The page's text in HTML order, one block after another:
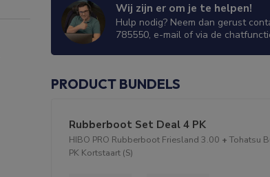
Wij zijn er om je te helpen!
Hulp nodig? Neem dan gerust
785550, e-mail of via de
PRODUCT BUNDELS
Rubberboot Set Deal 4 PK
HIBO PRO Rubberboot Friesland 3.00 + Tohatsu
PK Kortstaart (S)